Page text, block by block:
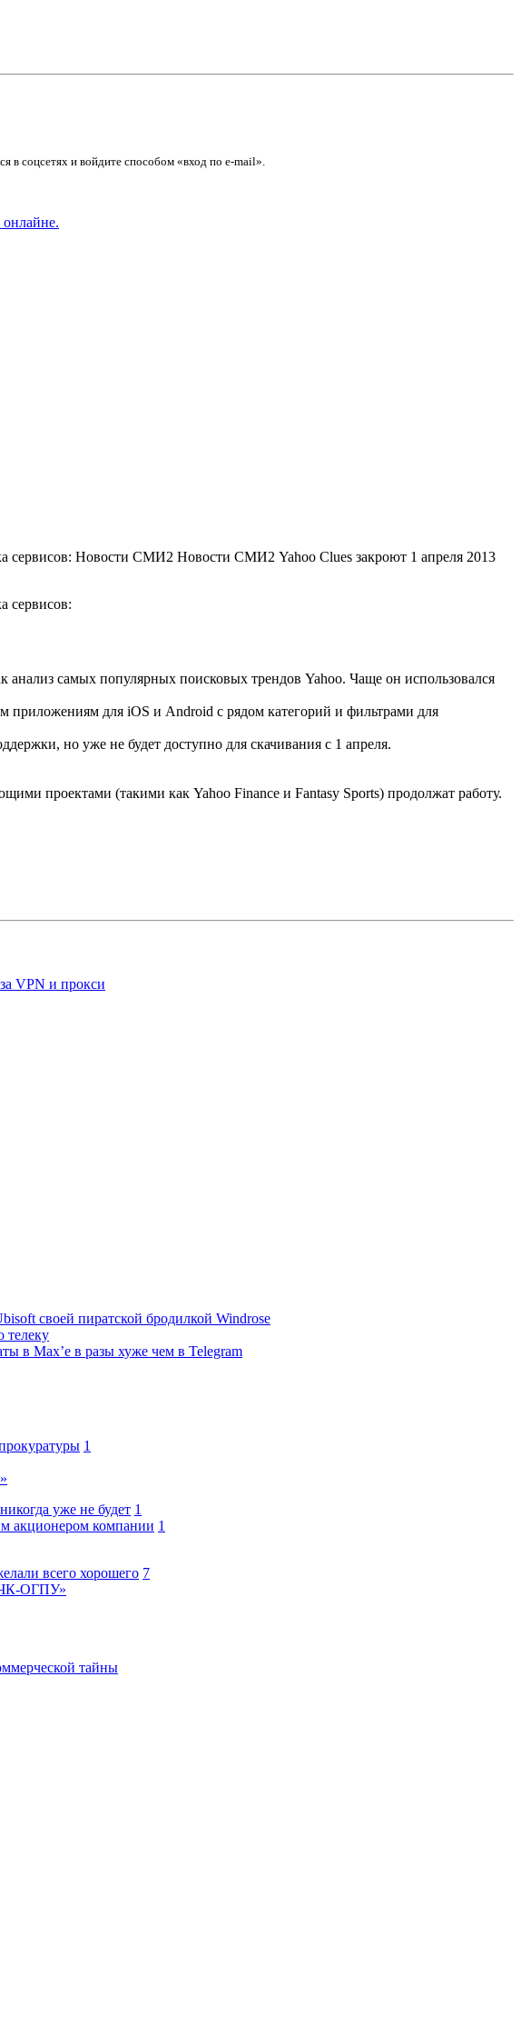
в соцсетях и войдите способом «вход по e-mail».
сервисов: Новости СМИ2 Новости СМИ2 Yahoo Clues закроют 1 апреля 2013
сервисов:
анализ самых популярных поисковых трендов Yahoo. Чаще он использовался
для iOS и Android с рядом категорий и фильтрами для
но уже не будет доступно для скачивания с 1 апреля.
проектами (такими как Yahoo Finance и Fantasy Sports) продолжат работу.
VPN и прокси
своей пиратской бродилкой Windrose
телеку
в Max’е в разы хуже чем в Telegram
1
уже не будет 1
акционером компании 1
всего хорошего 7
ОГПУ»
тайны